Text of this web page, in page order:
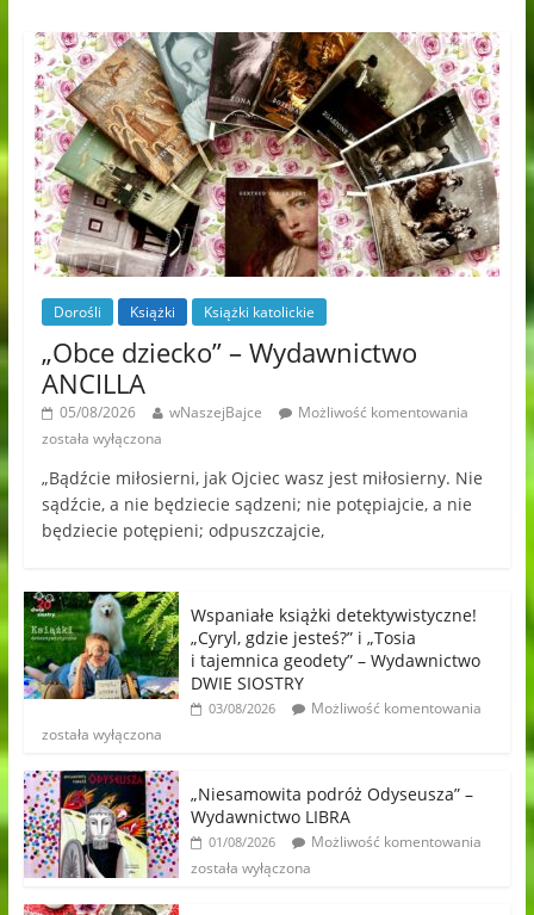
Dorośli Książki Książki katolickie
„Obce dziecko” – Wydawnictwo
ANCILLA
05/08/2026 wNaszejBajce
Możliwość komentowania
została wyłączona
„Bądźcie miłosierni, jak Ojciec wasz jest miłosierny. Nie
sądźcie, a nie będziecie sądzeni; nie potępiajcie, a nie
będziecie potępieni; odpuszczajcie,
Wspaniałe książki detektywistyczne!
„Cyryl, gdzie jesteś?” i „Tosia
i tajemnica geodety” – Wydawnictwo
DWIE SIOSTRY
03/08/2026
Możliwość komentowania
została wyłączona
„Niesamowita podróż Odyseusza” –
Wydawnictwo LIBRA
01/08/2026
Możliwość komentowania
została wyłączona